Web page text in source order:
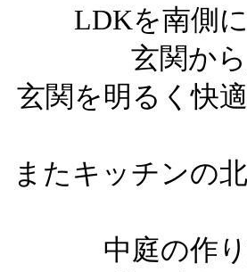
LDKを南側
玄関か
玄関を明るく快
またキッチンの
中庭の作